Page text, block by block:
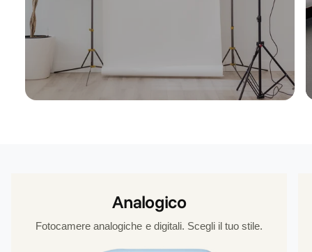
Analogico
Fotocamere analogiche e digitali. Scegli il tuo stile.